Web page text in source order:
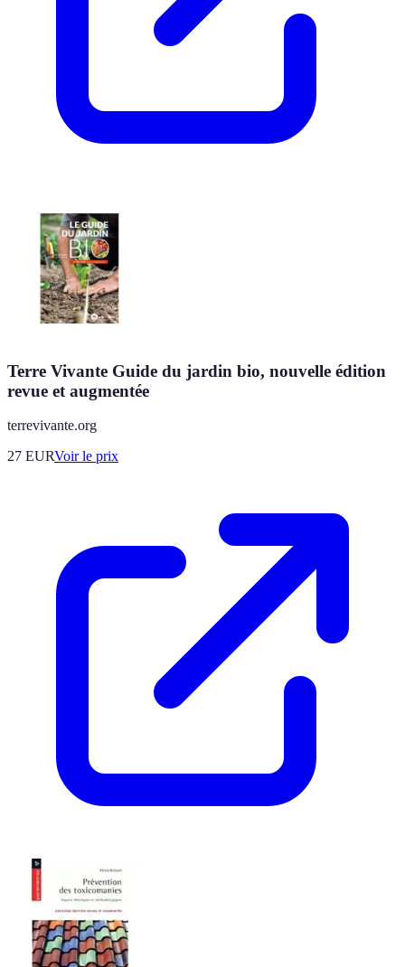
Terre Vivante Guide du jardin bio, nouvelle édition
revue et augmentée
terrevivante.org
27 EURVoir le prix